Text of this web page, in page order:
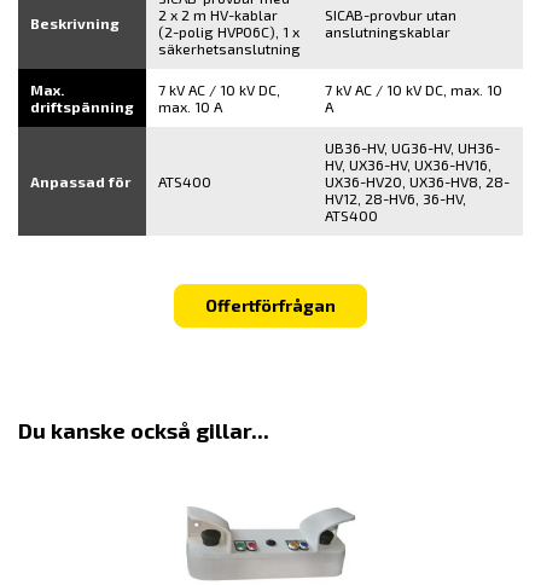
Beskrivning
2 x 2 m HV-kablar
(2-polig HVP06C), 1 x
säkerhetsanslutning
SICAB-provbur utan
anslutningskablar
Max.
driftspänning
7 kV AC / 10 kV DC,
max. 10 A
7 kV AC / 10 kV DC, max. 10
A
Anpassad för ATS400
UB36-HV, UG36-HV, UH36-
HV, UX36-HV, UX36-HV16,
UX36-HV20, UX36-HV8, 28-
HV12, 28-HV6, 36-HV,
ATS400
Offertförfrågan
Du kanske också gillar...